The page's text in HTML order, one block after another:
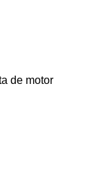
de motor